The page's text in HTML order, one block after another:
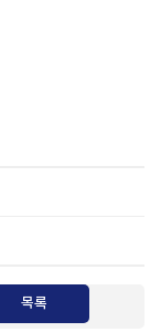
목록